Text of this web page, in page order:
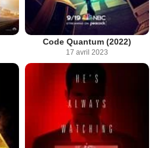
Code Quantum (2022)
17 avril 2023